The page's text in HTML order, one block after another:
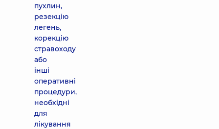
пухлин,
резекцію
легень,
корекцію
стравоходу
або
інші
оперативні
процедури,
необхідні
для
лікування